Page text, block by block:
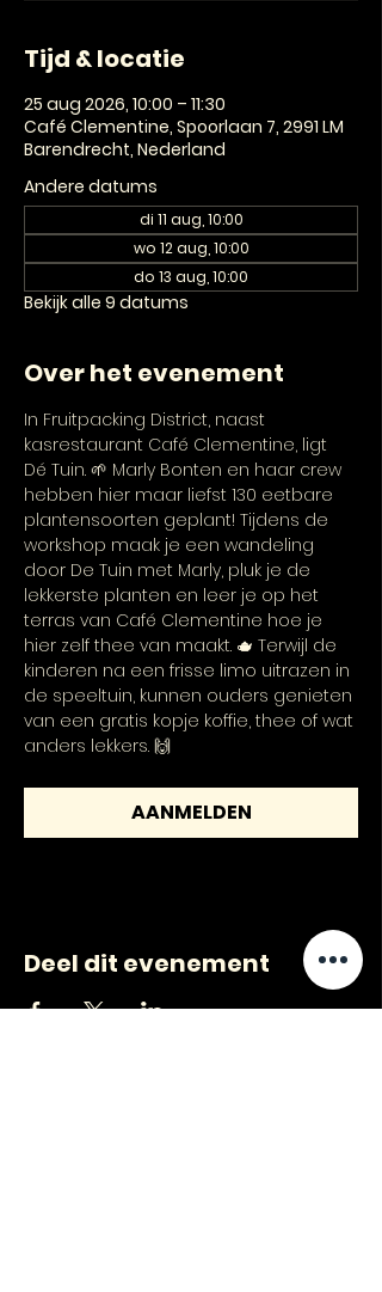
Tijd & locatie
25 aug 2026, 10:00 – 11:30
Café Clementine, Spoorlaan 7, 2991 LM
Barendrecht, Nederland
Andere datums
di 11 aug, 10:00
wo 12 aug, 10:00
do 13 aug, 10:00
Bekijk alle 9 datums
Over het evenement
In Fruitpacking District, naast
kasrestaurant Café Clementine, ligt
Dé Tuin. 🌱 Marly Bonten en haar crew
hebben hier maar liefst 130 eetbare
plantensoorten geplant! Tijdens de
workshop maak je een wandeling
door De Tuin met Marly, pluk je de
lekkerste planten en leer je op het
terras van Café Clementine hoe je
hier zelf thee van maakt. 🫖 Terwijl de
kinderen na een frisse limo uitrazen in
de speeltuin, kunnen ouders genieten
van een gratis kopje koffie, thee of wat
anders lekkers. 🙌
AANMELDEN
Deel dit evenement